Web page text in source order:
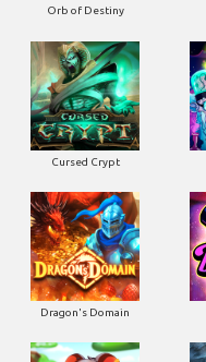
Orb of Destiny
Cursed Crypt
Dragon's Domain